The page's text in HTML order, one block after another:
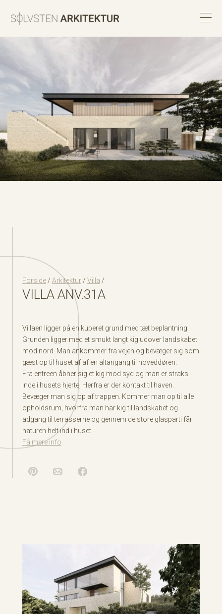
Forside/ Arkitektur/ Villa /
VILLA ANV.31A
Villaen ligger på en kuperet grund med tæt beplantning.
Grunden ligger med et smukt langt kig udover landskabet
mod nord. Man ankommer fra vejen og bevæger sig som
gæst op til huset af af en altangang til hoveddøren.
Fra entreen åbner sig et kig mod syd og man er straks
inde i husets hjerte, Herfra er der kontakt til haven.
Bevæger man sig op af trappen. Kommer man op til alle
opholdsrum, hvorfra man har kig til landskabet og
adgang til terrasserne og gennem de store glasparti får
naturen helt ind i huset.
Få mere info